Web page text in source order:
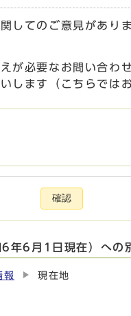
してのご意見があり
えが必要なお問い合わ
します（こちらでは
確認
年6月1日現在）への
報 現在地